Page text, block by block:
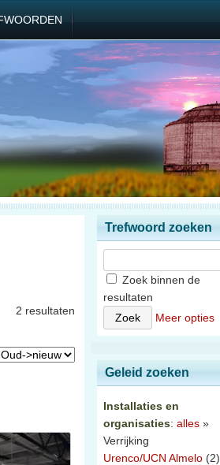
2 resultaten
Trefwoord zoeken
Zoek binnen de
resultaten
Meer opties
Geleid zoeken
Installaties en
organisaties: alles »
Verrijking
Urenco/UCN Almelo (2)